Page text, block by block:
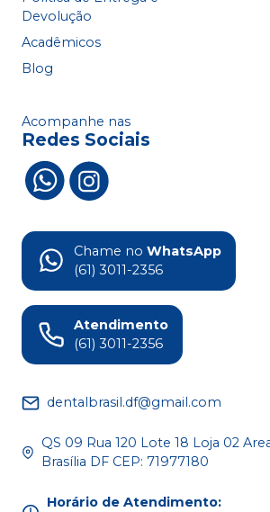
Devolução
Acadêmicos
Blog
Acompanhe nas
Redes Sociais
Chame no WhatsApp
(61) 3011-2356
Atendimento
(61) 3011-2356
dentalbrasil.df@gmail.com
QS 09 Rua 120 Lote 18 Loja 02
Brasília DF CEP: 71977180
Horário de Atendimento: